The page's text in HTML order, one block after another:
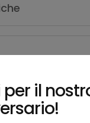
il